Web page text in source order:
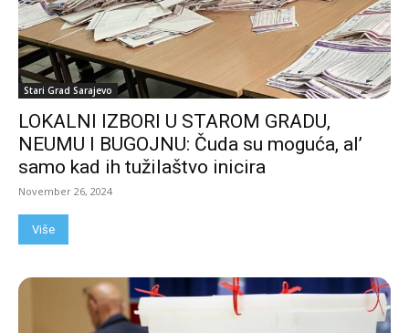
Stari Grad Sarajevo
LOKALNI IZBORI U STAROM GRADU,
NEUMU I BUGOJNU: Čuda su moguća, al’
samo kad ih tužilaštvo inicira
November 26, 2024
Više